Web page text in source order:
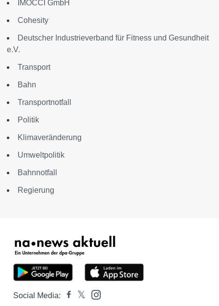
IMOCCI GmbH
Cohesity
Deutscher Industrieverband für Fitness und Gesundheit
e.V.
Transport
Bahn
Transportnotfall
Politik
Klimaveränderung
Umweltpolitik
Bahnnotfall
Regierung
Social Media: